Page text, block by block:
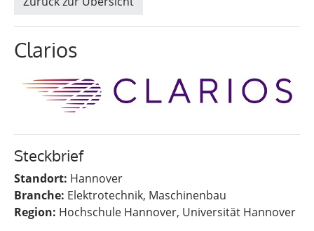
Clarios
Steckbrief
Standort: Hannover
Branche: Elektrotechnik, Maschinenbau
Region: Hochschule Hannover, Universität Hannover